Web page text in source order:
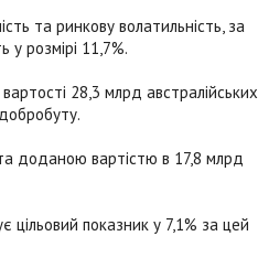
та ринкову волатильність, за
у розмірі 11,7%.
28,3 млрд австралійських
доданою вартістю в 17,8 млрд
цільовий показник у 7,1% за цей